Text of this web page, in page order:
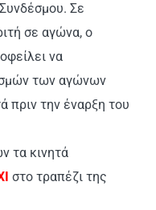
Σε
σε αγώνα, ο
να
των αγώνων
πριν την έναρξη του
τα κινητά
στο τραπέζι της